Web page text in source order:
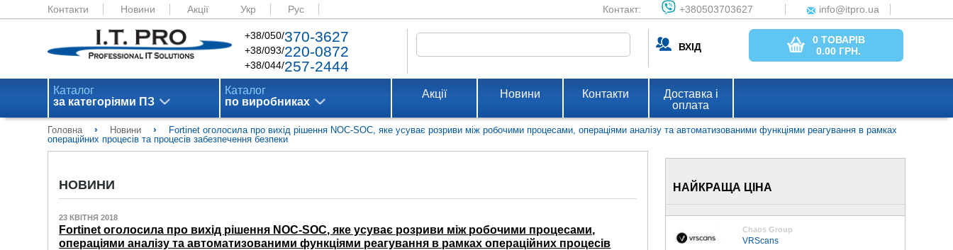
Контакти Новини Акції Укр Рус Контакт: +380503703627 info@itpro.ua
+38/050/370-3627
+38/093/220-0872
+38/044/257-2444
ВХІД
0 ТОВАРІВ
0.00 ГРН.
Каталог
за категоріями ПЗ
Каталог
по виробниках
Акції Новини Контакти
Доставка і
оплата
Головна › Новини ›
Fortinet оголосила про вихід рішення NOC-SOC, яке усуває розриви між робочими процесами, операціями аналізу та автоматизованими функціями реагування в рамках
операційних процесів та процесів забезпечення безпеки
НОВИНИ
23 КВІТНЯ 2018
Fortinet оголосила про вихід рішення NOC-SOC, яке усуває розриви між робочими процесами,
операціями аналізу та автоматизованими функціями реагування в рамках операційних процесів
НАЙКРАЩА ЦІНА
Chaos Group
VRScans